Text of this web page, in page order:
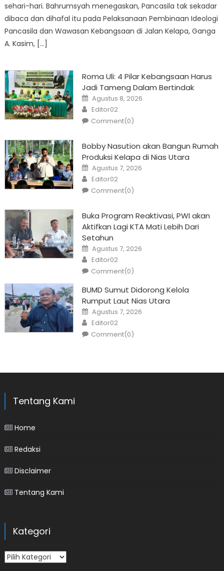
sehari-hari. Bahrumsyah menegaskan, Pancasila tak sekadar
dibaca dan dihafal itu pada Pelaksanaan Pembinaan Ideologi
Pancasila dan Wawasan Kebangsaan di Jalan Kelapa, Ganga
A. Kasim, […]
Roma Uli: 4 Pilar Kebangsaan Harus
Jadi Tameng Dalam Bertindak
Posted
on
Agustus 8, 2026
Author
Editor02
Comment(0)
Bobby Nasution akan Bangun Rumah
Produksi Kelapa di Nias Utara
Posted
on
Agustus 7, 2026
Author
Editor02
Comment(0)
Buka Program Reaktivasi, PWI akan
Aktifkan Lagi KTA Mati Lebih Dari
Setahun
Posted
on
Agustus 7, 2026
Author
Editor02
Comment(0)
BUMD Sumut Didorong Kelola
Rumput Laut Nias Utara
Posted
on
Agustus 7, 2026
Author
Editor02
Comment(0)
Tentang Kami
Home
Redaksi
Disclaimer
Tentang Kami
Kategori
Kategori